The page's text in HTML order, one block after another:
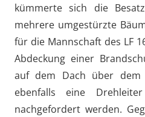
kümmerte sich die
mehrere umgestürzte
für die Mannschaft des LF
Abdeckung einer
auf dem Dach über dem
ebenfalls eine
nachgefordert werden.